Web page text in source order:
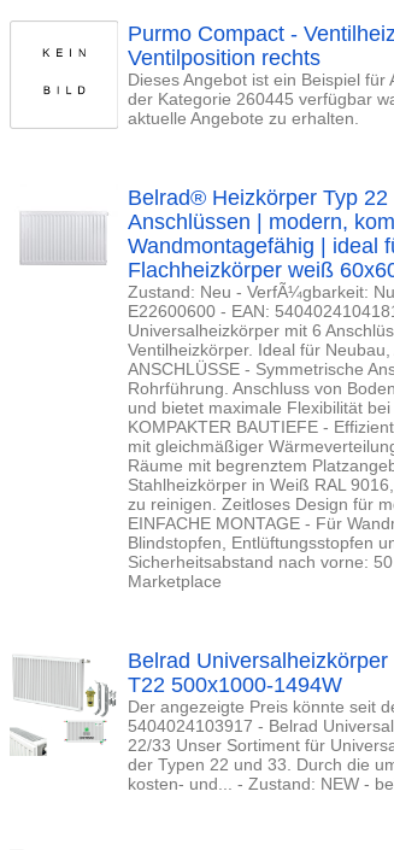
Purmo Compact -
Ventilposition rechts
Dieses Angebot ist ein Beispiel
der Kategorie 260445 verfügbar
aktuelle Angebote zu erhalten.
Belrad® Heizkörper Typ
Anschlüssen | modern,
Wandmontagefähig | ideal
Flachheizkörper weiß
Zustand: Neu - VerfÃ¼gbarkeit:
E22600600 - EAN:
Universalheizkörper mit 6
Ventilheizkörper. Ideal für
ANSCHLÜSSE - Symmetrische
Rohrführung. Anschluss von
und bietet maximale Flexibilität
KOMPAKTER BAUTIEFE -
mit gleichmäßiger
Räume mit begrenztem
Stahlheizkörper in Weiß RAL
zu reinigen. Zeitloses Design für
EINFACHE MONTAGE - Für
Blindstopfen, Entlüftungsstopfen
Sicherheitsabstand nach vorne:
Marketplace
Belrad
T22 500x1000-1494W
Der angezeigte Preis könnte seit
5404024103917 - Belrad
22/33 Unser Sortiment für
der Typen 22 und 33. Durch die
kosten- und... - Zustand: NEW -